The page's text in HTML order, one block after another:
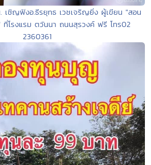
เชิญฟังอ.ธีรยุทธ เวชเจริญยิ่ง ผู้เขียน "สอน
โรงแรม ตวันนา ถนนสุรวงค์ ฟรี โทร02
2360361